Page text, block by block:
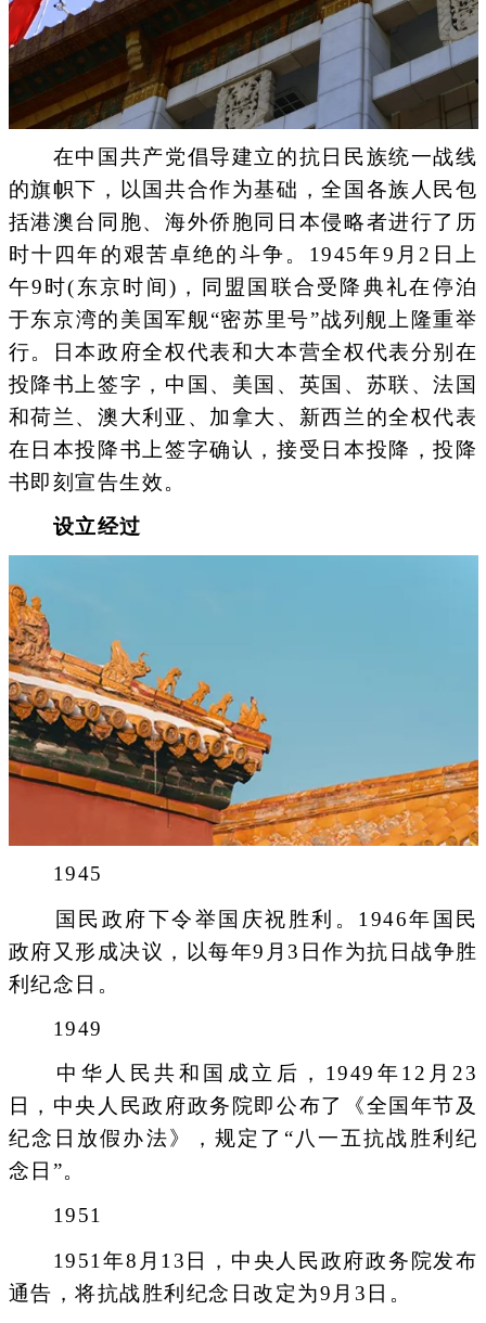
在中国共产党倡导建立的抗日民族统一战线
的旗帜下，以国共合作为基础，全国各族人民包
括港澳台同胞、海外侨胞同日本侵略者进行了历
时十四年的艰苦卓绝的斗争。1945年9月2日上
午9时(东京时间)，同盟国联合受降典礼在停泊
于东京湾的美国军舰“密苏里号”战列舰上隆重举
行。日本政府全权代表和大本营全权代表分别在
投降书上签字，中国、美国、英国、苏联、法国
和荷兰、澳大利亚、加拿大、新西兰的全权代表
在日本投降书上签字确认，接受日本投降，投降
书即刻宣告生效。
设立经过
1945
国民政府下令举国庆祝胜利。1946年国民
政府又形成决议，以每年9月3日作为抗日战争胜
利纪念日。
1949
中华人民共和国成立后，1949年12月23
日，中央人民政府政务院即公布了《全国年节及
纪念日放假办法》，规定了“八一五抗战胜利纪
念日”。
1951
1951年8月13日，中央人民政府政务院发布
通告，将抗战胜利纪念日改定为9月3日。